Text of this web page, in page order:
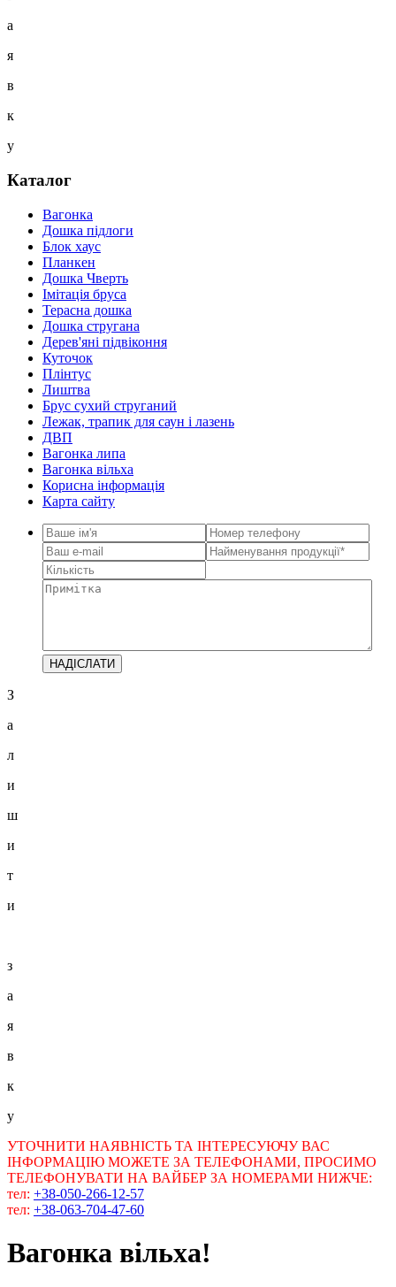
а
я
в
к
у
Каталог
Вагонка
Дошка підлоги
Блок хаус
Планкен
Дошка Чверть
Iмітація бруса
Терасна дошка
Дошка стругана
Дерев'яні підвіконня
Куточок
Плінтус
Лиштва
Брус сухий струганий
Лежак, трапик для саун і лазень
ДВП
Вагонка липа
Вагонка вільха
Корисна інформація
Карта сайту
З
а
л
и
ш
и
т
и
з
а
я
в
к
у
УТОЧНИТИ НАЯВНІСТЬ ТА ІНТЕРЕСУЮЧУ ВАС
ІНФОРМАЦІЮ МОЖЕТЕ ЗА ТЕЛЕФОНАМИ, ПРОСИМО
ТЕЛЕФОНУВАТИ НА ВАЙБЕР ЗА НОМЕРАМИ НИЖЧЕ:
тел: +38-050-266-12-57
тел: +38-063-704-47-60
Вагонка вільха!